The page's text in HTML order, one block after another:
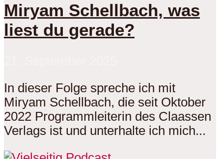
Miryam Schellbach, was
liest du gerade?
In dieser Folge spreche ich mit
Miryam Schellbach, die seit Oktober
2022 Programmleiterin des Claassen
Verlags ist und unterhalte ich mich...